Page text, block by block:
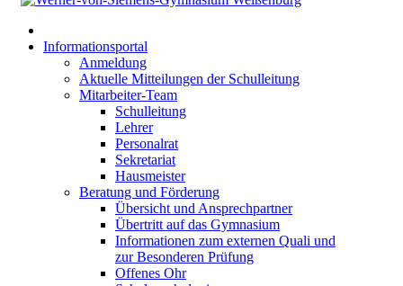
Informationsportal
Anmeldung
Aktuelle Mitteilungen der Schulleitung
Mitarbeiter-Team
Schulleitung
Lehrer
Personalrat
Sekretariat
Hausmeister
Beratung und Förderung
Übersicht und Ansprechpartner
Übertritt auf das Gymnasium
Informationen zum externen Quali und
zur Besonderen Prüfung
Offenes Ohr